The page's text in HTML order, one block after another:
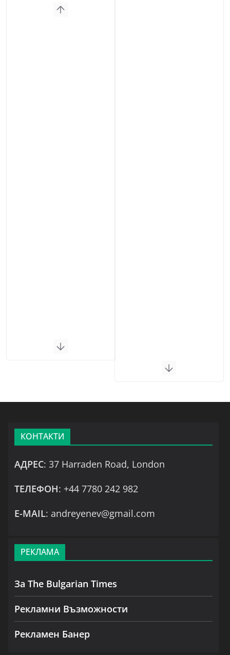
КОНТАКТИ
АДРЕС: 37 Harraden Road, London
ТЕЛЕФОН: +44 7780 242 982
Е-MAIL: andreyenev@gmail.com
РЕКЛАМА
За The Bulgarian Times
Рекламни Възможности
Рекламен Банер